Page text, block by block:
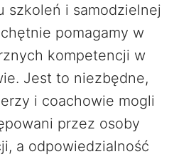
szkoleń i samodzielnej
pomagamy w
kompetencji w
Jest to niezbędne,
i coachowie mogli
przez osoby
a odpowiedzialność